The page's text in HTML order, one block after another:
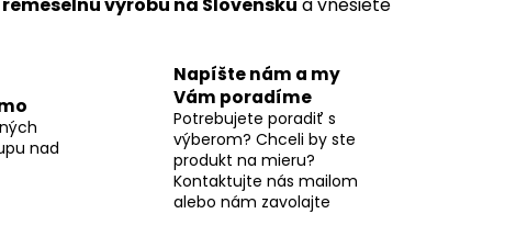
nad
Napíšte nám a my
Vám poradíme
Potrebujete poradiť s
výberom? Chceli by ste
produkt na mieru?
Kontaktujte nás mailom
alebo nám zavolajte